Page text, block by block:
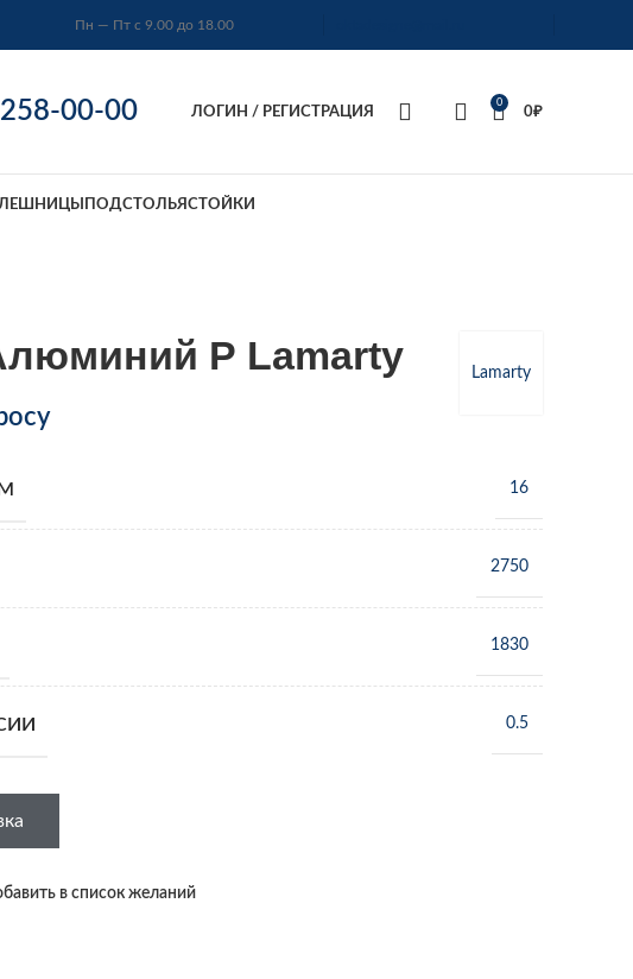
Пн — Пт с 9.00 до 18.00
00-00 ЛОГИН / РЕГИСТРАЦИЯ
0
0₽
ПОДСТОЛЬЯ СТОЙКИ
Lamarty
Р Lamarty
16
2750
1830
0.5
в список желаний